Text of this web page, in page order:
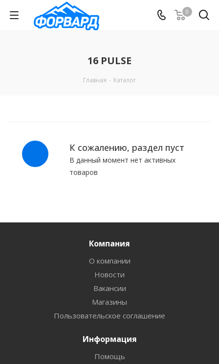
0
16 PULSE
Главная - Каталог
К сожалению, раздел пуст
В данный момент нет активных
товаров
Компания
О компании
Новости
Вакансии
Магазины
Пользовательское соглашение
Информация
Помощь